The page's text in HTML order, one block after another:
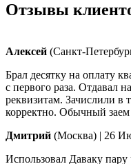
Отзывы
Алексей (Санкт-
Брал десятку на оплату
с первого раза. Отдавал
реквизитам. Зачислили в
корректно. Обычный
Дмитрий (Москва) | 26
Использовал Даваку пару